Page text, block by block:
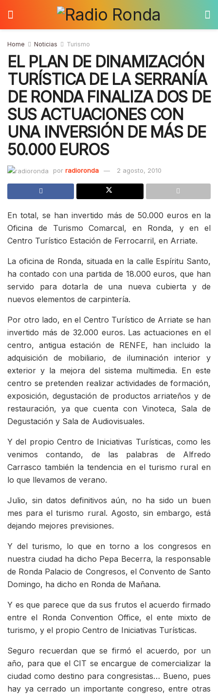
Home Noticias Turismo
EL PLAN DE DINAMIZACIÓN
TURÍSTICA DE LA SERRANÍA
DE RONDA FINALIZA DOS DE
SUS ACTUACIONES CON
UNA INVERSIÓN DE MÁS DE
50.000 EUROS
por radioronda 2 agosto, 2010
En total, se han invertido más de 50.000 euros en la
Oficina de Turismo Comarcal, en Ronda, y en el
Centro Turístico Estación de Ferrocarril, en Arriate.
La oficina de Ronda, situada en la calle Espíritu Santo,
ha contado con una partida de 18.000 euros, que han
servido para dotarla de una nueva cubierta y de
nuevos elementos de carpintería.
Por otro lado, en el Centro Turístico de Arriate se han
invertido más de 32.000 euros. Las actuaciones en el
centro, antigua estación de RENFE, han incluido la
adquisición de mobiliario, de iluminación interior y
exterior y la mejora del sistema multimedia. En este
centro se pretenden realizar actividades de formación,
exposición, degustación de productos arriateños y de
restauración, ya que cuenta con Vinoteca, Sala de
Degustación y Sala de Audiovisuales.
Y del propio Centro de Iniciativas Turísticas, como les
venimos contando, de las palabras de Alfredo
Carrasco también la tendencia en el turismo rural en
lo que llevamos de verano.
Julio, sin datos definitivos aún, no ha sido un buen
mes para el turismo rural. Agosto, sin embargo, está
dejando mejores previsiones.
Y del turismo, lo que en torno a los congresos en
nuestra ciudad ha dicho Pepa Becerra, la responsable
de Ronda Palacio de Congresos, el Convento de Santo
Domingo, ha dicho en Ronda de Mañana.
Y es que parece que da sus frutos el acuerdo firmado
entre el Ronda Convention Office, el ente mixto de
turismo, y el propio Centro de Iniciativas Turísticas.
Seguro recuerdan que se firmó el acuerdo, por un
año, para que el CIT se encargue de comercializar la
ciudad como destino para congresistas… Bueno, pues
hay ya cerrado un importante congreso, entre otras